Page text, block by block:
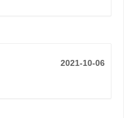
2021-10-06